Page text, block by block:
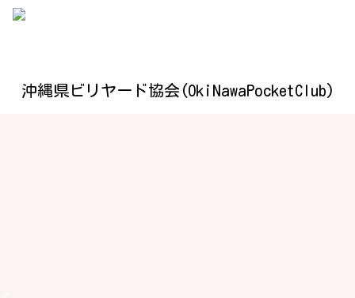
沖縄県ビリヤード協会(OkiNawaPocketClub)